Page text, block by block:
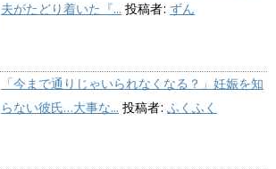
夫がたどり着いた『... 投稿者: ずん
「今まで通りじゃいられなくなる？」妊娠を知
らない彼氏…大事な... 投稿者: ふくふく